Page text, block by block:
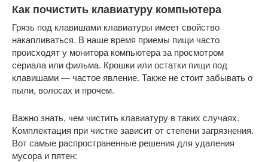
Как почистить клавиатуру компьютера
Грязь под клавишами клавиатуры имеет свойство
накапливаться. В наше время приемы пищи часто
происходят у монитора компьютера за просмотром
сериала или фильма. Крошки или остатки пищи под
клавишами — частое явление. Также не стоит забывать о
пыли, волосах и прочем.
Важно знать, чем чистить клавиатуру в таких случаях.
Комплектация при чистке зависит от степени загрязнения.
Вот самые распространенные решения для удаления
мусора и пятен: